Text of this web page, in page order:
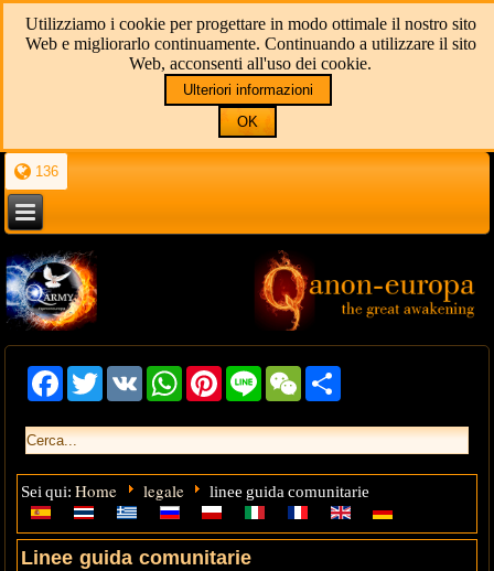
Utilizziamo i cookie per progettare in modo ottimale il nostro sito
Web e migliorarlo continuamente. Continuando a utilizzare il sito
Web, acconsenti all'uso dei cookie.
Ulteriori informazioni
OK
136
Facebook
Twitter VK WhatsAppPinterestLine WeChat
Sei qui:Home legale linee guida comunitarie
Linee guida comunitarie